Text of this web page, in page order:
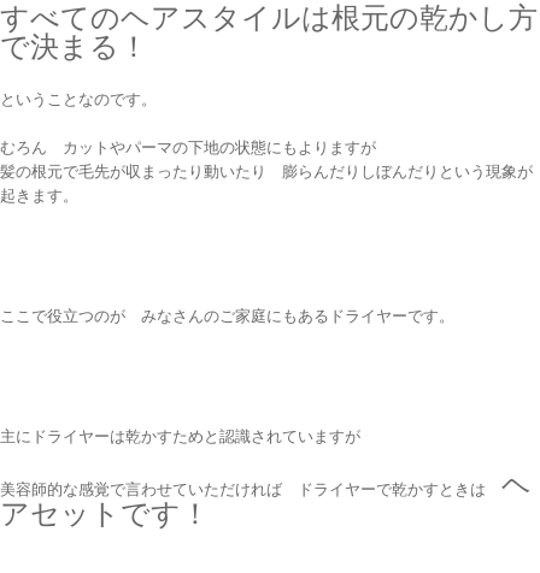
すべてのヘアスタイルは根元の乾かし方
で決まる！
ということなのです。
むろん カットやパーマの下地の状態にもよりますが
髪の根元で毛先が収まったり動いたり 膨らんだりしぼんだりという現象が
起きます。
ここで役立つのが みなさんのご家庭にもあるドライヤーです。
主にドライヤーは乾かすためと認識されていますが
美容師的な感覚で言わせていただければ ドライヤーで乾かすときは ヘ
アセットです！